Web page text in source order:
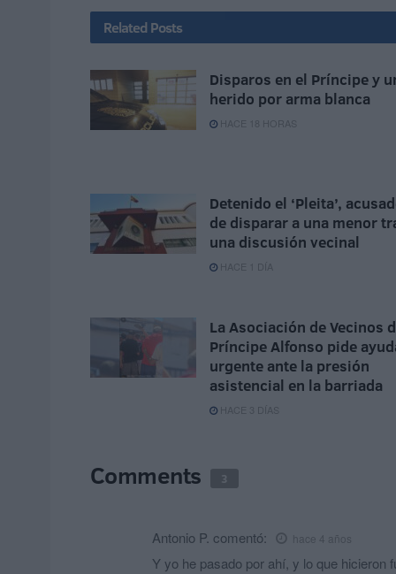
Related Posts
Disparos en el Príncipe y
herido por arma blanca
HACE 18 HORAS
Detenido el ‘Pleita’,
de disparar a una menor
una discusión vecinal
HACE 1 DÍA
La Asociación de Vecinos
Príncipe Alfonso pide
urgente ante la presión
asistencial en la barriada
HACE 3 DÍAS
Comments 3
Antonio P. comentó: hace 4 años
Y yo he pasado por ahí, y lo que hicieron